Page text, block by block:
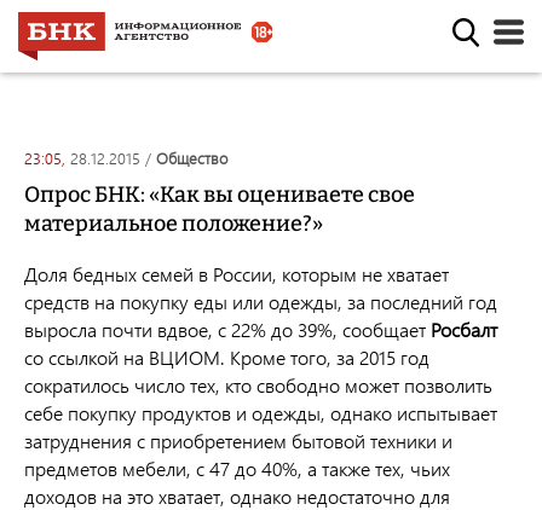
23:05, 28.12.2015 / общество
Опрос БНК: «Как вы оцениваете свое
материальное положение?»
Доля бедных семей в России, которым не хватает
средств на покупку еды или одежды, за последний год
выросла почти вдвое, с 22% до 39%, сообщает Росбалт
со ссылкой на ВЦИОМ. Кроме того, за 2015 год
сократилось число тех, кто свободно может позволить
себе покупку продуктов и одежды, однако испытывает
затруднения с приобретением бытовой техники и
предметов мебели, с 47 до 40%, а также тех, чьих
доходов на это хватает, однако недостаточно для